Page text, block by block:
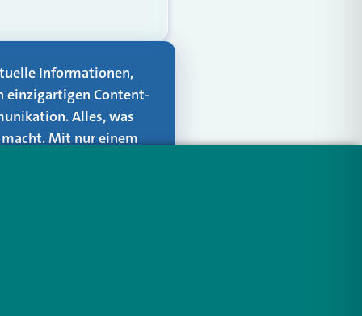
Informationen,
einzigartigen Content-
Alles, was
Mit nur einem